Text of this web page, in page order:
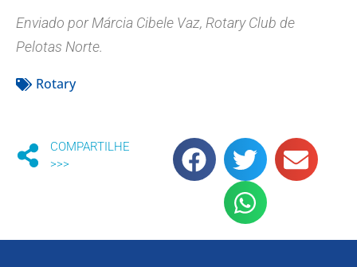
Enviado porMárcia Cibele Vaz, Rotary Club de
Pelotas Norte.
Rotary
COMPARTILHE
>>>